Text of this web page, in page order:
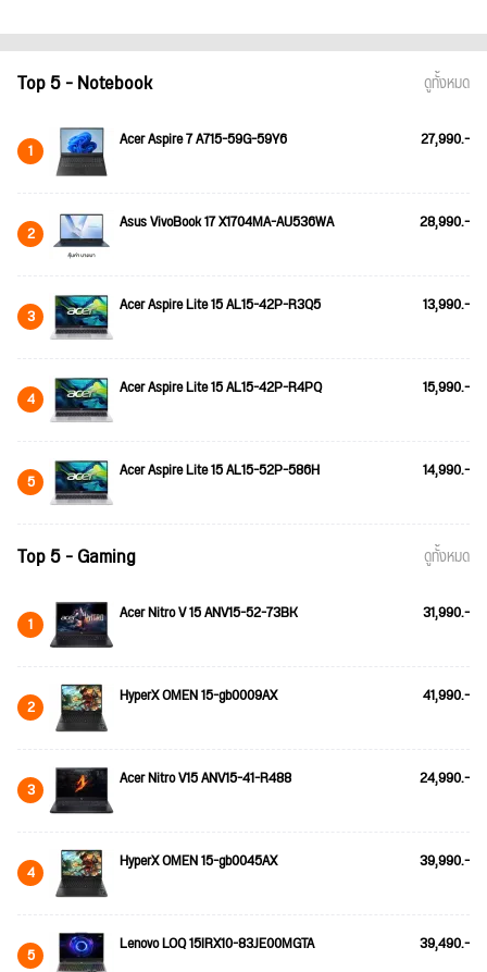
Top 5 - Notebook ดูทั้งหมด
1 Acer Aspire 7 A715-59G-59Y6 27,990.-
2 Asus VivoBook 17 X1704MA-AU536WA 28,990.-
3 Acer Aspire Lite 15 AL15-42P-R3Q5 13,990.-
4 Acer Aspire Lite 15 AL15-42P-R4PQ 15,990.-
5 Acer Aspire Lite 15 AL15-52P-586H 14,990.-
Top 5 - Gaming ดูทั้งหมด
1 Acer Nitro V 15 ANV15-52-73BK 31,990.-
2 HyperX OMEN 15-gb0009AX 41,990.-
3 Acer Nitro V15 ANV15-41-R488 24,990.-
4 HyperX OMEN 15-gb0045AX 39,990.-
5 Lenovo LOQ 15IRX10-83JE00MGTA 39,490.-